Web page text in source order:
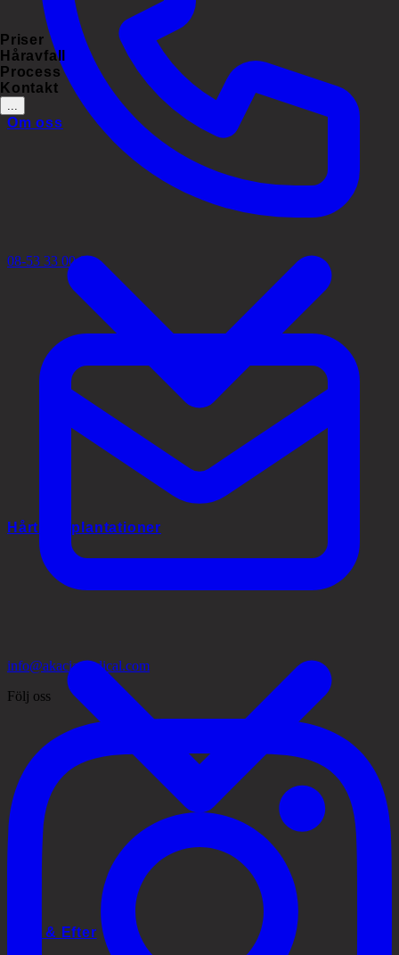
Priser
Håravfall
Process
Kontakt
...
Om oss
Hårtransplantationer
Före & Efter
08-53 33 00 02
info@akaciamedical.com
Följ oss